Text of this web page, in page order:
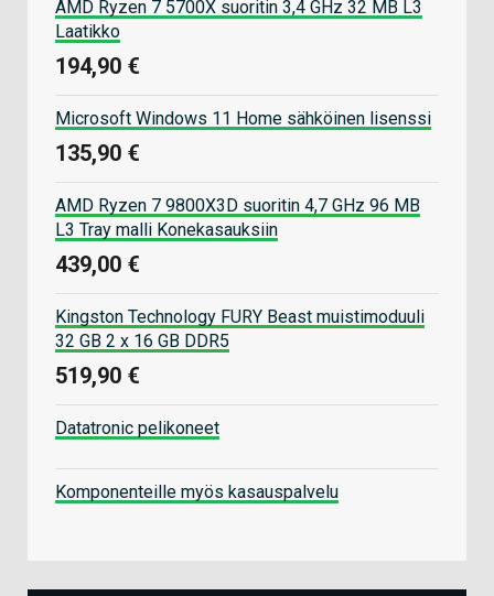
AMD Ryzen 7 5700X suoritin 3,4 GHz 32 MB L3
Laatikko
194,90 €
Microsoft Windows 11 Home sähköinen lisenssi
135,90 €
AMD Ryzen 7 9800X3D suoritin 4,7 GHz 96 MB
L3 Tray malli Konekasauksiin
439,00 €
Kingston Technology FURY Beast muistimoduuli
32 GB 2 x 16 GB DDR5
519,90 €
Datatronic pelikoneet
Komponenteille myös kasauspalvelu